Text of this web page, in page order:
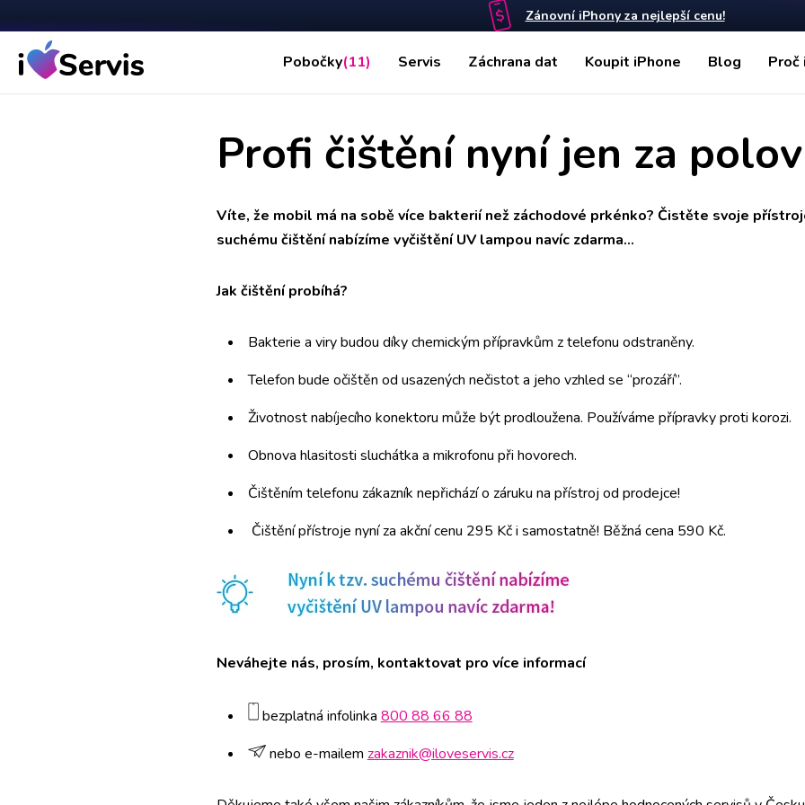
Zánovní iPhony za nejlepší cenu!
Pobočky(11) Servis Záchrana dat Koupit iPhone Blog Proč
Profi čištění nyní jen za
Víte, že mobil má na sobě více bakterií než záchodové prkénko? Čistěte svoje
suchému čištění nabízíme vyčištění UV lampou navíc zdarma...
Jak čištění probíhá?
Bakterie a viry budou díky chemickým přípravkům z telefonu odstraněny.
Telefon bude očištěn od usazených nečistot a jeho vzhled se “prozáří”.
Životnost nabíjecího konektoru může být prodloužena. Používáme přípravky proti korozi.
Obnova hlasitosti sluchátka a mikrofonu při hovorech.
Čištěním telefonu zákazník nepřichází o záruku na přístroj od prodejce!
Čištění přístroje nyní za akční cenu 295 Kč i samostatně! Běžná cena 590 Kč.
Neváhejte nás, prosím, kontaktovat pro více informací
bezplatná infolinka 800 88 66 88
nebo e-mailem zakaznik@iloveservis.cz